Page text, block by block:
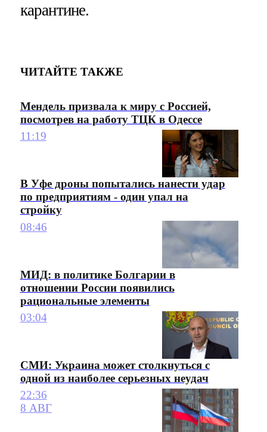
карантине.
ЧИТАЙТЕ ТАКЖЕ
Мендель призвала к миру с Россией,
посмотрев на работу ТЦК в Одессе
11:19
В Уфе дроны попытались нанести удар
по предприятиям - один упал на
стройку
08:46
МИД: в политике Болгарии в
отношении России появились
рациональные элементы
03:04
СМИ: Украина может столкнуться с
одной из наиболее серьезных неудач
22:36
8 АВГ